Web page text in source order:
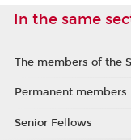
In the same
The members of the
Permanent members
Senior Fellows